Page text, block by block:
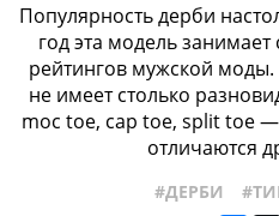
Популярность дерби
год эта модель
рейтингов мужской
не имеет столько
moc toe, cap toe, split toe
отличаются
#ДЕРБИ